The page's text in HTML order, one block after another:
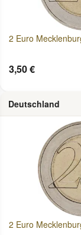
2 Euro
3,50 €
Deutschland
2 Euro